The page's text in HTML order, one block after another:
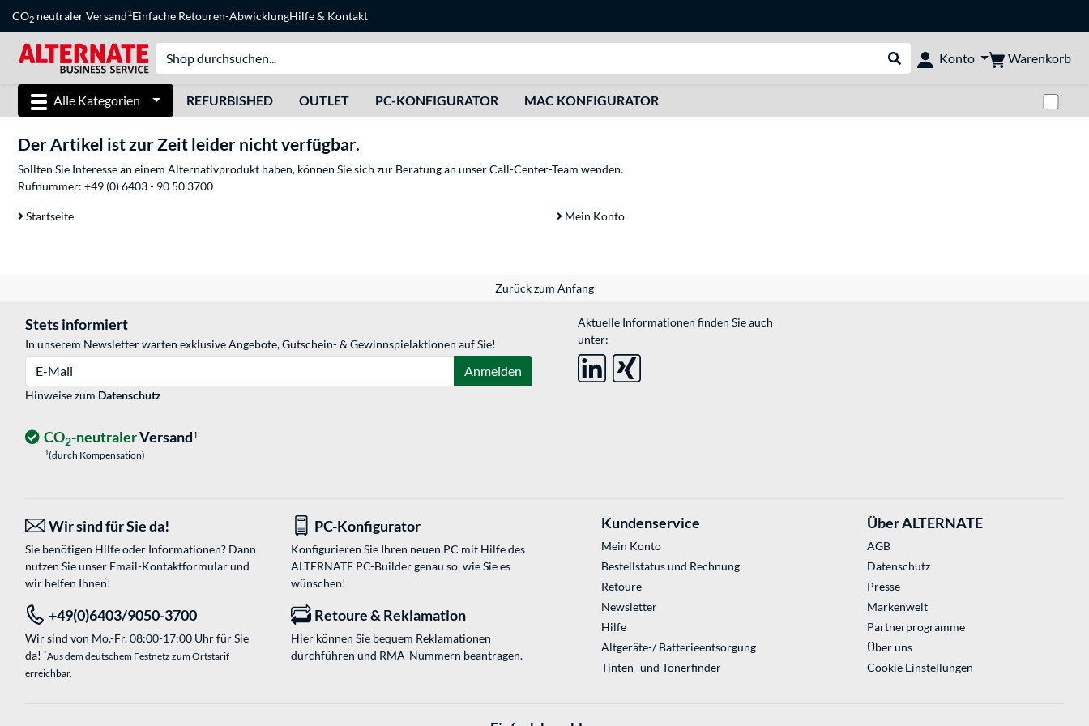
CO2 neutraler Versand1Einfache Retouren-AbwicklungHilfe& Kontakt
Suche durchführen
Konto Warenkorb
Alle Kategorien REFURBISHED OUTLET PC-KONFIGURATOR MAC KONFIGURATOR
Der Artikel ist zur Zeit leider nicht verfügbar.
Sollten Sie Interesse an einem Alternativprodukt haben, können Sie sich zur Beratung an unser Call-Center-Team wenden.
Rufnummer: +49 (0) 6403 - 90 50 3700
Startseite Mein Konto
Zurück zum Anfang
Stets informiert
In unserem Newsletter warten exklusive Angebote, Gutschein- & Gewinnspielaktionen auf Sie!
Anmelden
Hinweise zum Datenschutz
Aktuelle Informationen finden Sie auch
unter:
CO2-neutralerVersand1
1(durch Kompensation)
Wir sind für Sie da!
Sie benötigen Hilfe oder Informationen? Dann
nutzen Sie unser Email-Kontaktformularund
wir helfen Ihnen!
PC-Konfigurator
Konfigurieren Sie Ihren neuen PC mit Hilfe des
ALTERNATE PC-Builder genau so, wie Sie es
wünschen!
+49(0)6403/9050-3700
Wir sind von Mo.-Fr. 08:00-17:00 Uhr für Sie
da! *Aus dem deutschem Festnetz zum Ortstarif
erreichbar.
Retoure & Reklamation
Hier können Sie bequem Reklamationen
durchführen und RMA-Nummern beantragen.
Kundenservice
Mein Konto
Bestellstatus und Rechnung
Retoure
Newsletter
Hilfe
Altgeräte-/ Batterieentsorgung
Tinten- und Tonerfinder
Über ALTERNATE
AGB
Datenschutz
Presse
Markenwelt
Partnerprogramme
Über uns
Cookie Einstellungen